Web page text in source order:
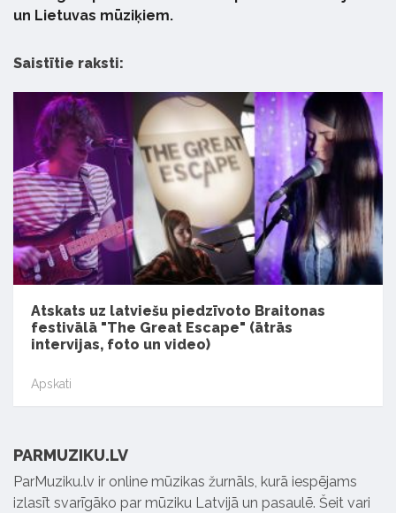
un Lietuvas mūziķiem.
Saistītie raksti:
Atskats uz latviešu piedzīvoto Braitonas
festivālā "The Great Escape" (ātrās
intervijas, foto un video)
Apskati
PARMUZIKU.LV
ParMuziku.lv ir online mūzikas žurnāls, kurā iespējams
izlasīt svarīgāko par mūziku Latvijā un pasaulē. Šeit vari